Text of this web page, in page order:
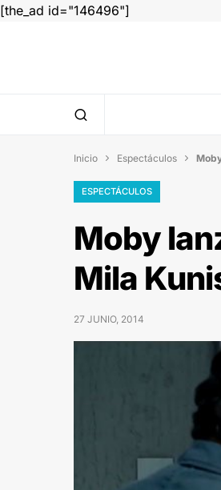
[the_ad id="146496"]
Inicio  Espectáculos 
ESPECTÁCULOS
Moby
Mila
27 JUNIO, 2014